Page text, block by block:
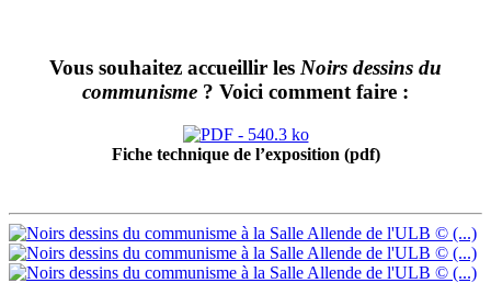
Vous souhaitez accueillir les Noirs dessins du
communisme ? Voici comment faire :
Fiche technique de l’exposition (pdf)